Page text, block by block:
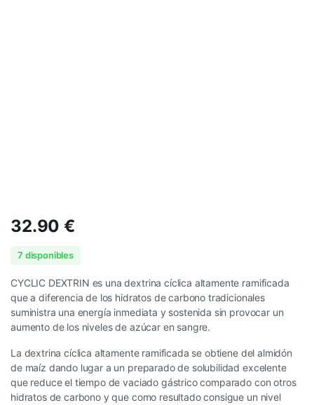
32.90€
7 disponibles
CYCLIC DEXTRIN es una dextrina cíclica altamente ramificada
que a diferencia de los hidratos de carbono tradicionales
suministra una energía inmediata y sostenida sin provocar un
aumento de los niveles de azúcar en sangre.
La dextrina cíclica altamente ramificada se obtiene del almidón
de maíz dando lugar a un preparado de solubilidad excelente
que reduce el tiempo de vaciado gástrico comparado con otros
hidratos de carbono y que como resultado consigue un nivel